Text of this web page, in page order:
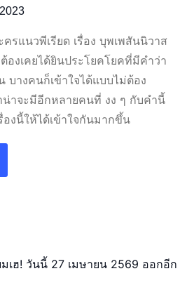
รแนวพีเรียด เรื่อง บุพเพสันนิวาส
งเคยได้ยินประโยคโยคที่มีคำว่า
บางคนก็เข้าใจได้แบบไม่ต้อง
น่าจะมีอีกหลายคนที่ งง ๆ กับคำนี้
องนี้ให้ได้เข้าใจกันมากขึ้น
เฮ! วันนี้ 27 เมษายน 2569 ออกอีก